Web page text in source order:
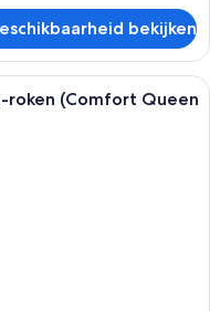
bekijken
met een groot bed,
roken (Comfort Queen